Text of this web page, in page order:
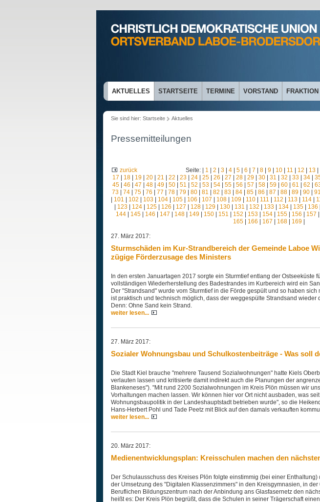
AKTUELLES STARTSEITE TERMINE VORSTAND FRAKTION
Sie sind hier: Startseite Aktuelles
Pressemitteilungen
zurück Seite: | 1 2 3| 4| 5| 6 7 8| 9| 10| 11 12 13|
17
18| 19| 20| 21 22 23| 24| 25| 26 27 28| 29| 30| 31 32 33| 34|
45| 46 47 48| 49| 50| 51 52 53| 54| 55| 56 57 58| 59| 60| 61 62
73
74 75 76 77 78 79 80 81 82 83 84 85 86 87 88 89 90 91
101 102 103 104 105 106 107 108 109 110 111 112 113 114
123| 124| 125| 126 127 128| 129| 130| 131 132 133| 134| 135| 136
144| 145| 146 147 148| 149| 150| 151 152 153| 154| 155| 156 157
165| 166 167 168| 169|
27. März 2017:
Sturmschäden im Kur-Strandbereich der Gemeinde Laboe
zügige Förderzusage des Ministers
In den ersten Januartagen 2017 sorgte ein Sturmtief entlang der Ostseeküste
vollständigen Wiederherstellung des Badestrandes im Kurbereich wird ein
Der "Strandsand" wurde vom Sturmtief in die Förde gespült und so haben
ist praktisch und technisch möglich, dass der weggespülte Strandsand
Denn: Ohne Sand kein Strand.
weiter lesen...
27. März 2017:
Sozialer Wohnungsbau und Schulkostenbeiträge - Was soll
Die Stadt Kiel brauche "mehrere Tausend Sozialwohnungen" hatte Kiels
verlauten lassen und kritisierte damit indirekt auch die Planungen der
Blankeneses"). "Mit rund 2200 Sozialwohnungen im Kreis Plön müssen wir
Vorhaltungen machen lassen. Wir können hier vor Ort nicht ausbaden, was
Wohnungsbaupolitik in der Landeshauptstadt betrieben wurde", so die
Hans-Herbert Pohl und Tade Peetz mit Blick auf den damals verkauften
weiter lesen...
20. März 2017:
Medienentwicklungsplan: Kreisschulen machen den
Der Schulausschuss des Kreises Plön folgte einstimmig (bei einer
der Umsetzung des "Digitalen Klassenzimmers" in den Kreisgymnasien, in
Beruflichen Bildungszentrum nach der Anbindung ans Glasfasernetz den
heißt es: Der Kreis Plön begrüßt, dass die Schulen in seiner Trägerschaft